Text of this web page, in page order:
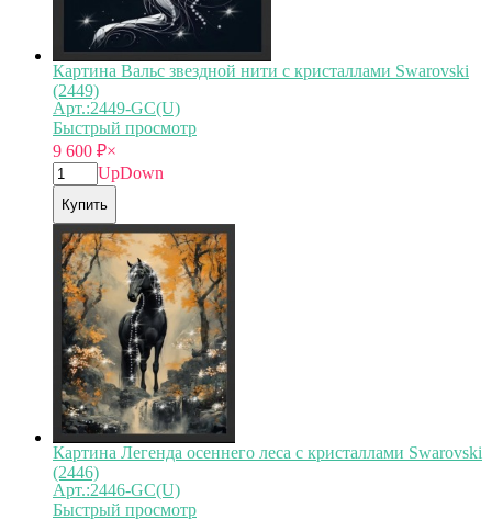
Картина Вальс звездной нити с кристаллами Swarovski
(2449)
Арт.:2449-GC(U)
Быстрый просмотр
9 600 ₽×
UpDown
Купить
Картина Легенда осеннего леса с кристаллами Swarovski
(2446)
Арт.:2446-GC(U)
Быстрый просмотр